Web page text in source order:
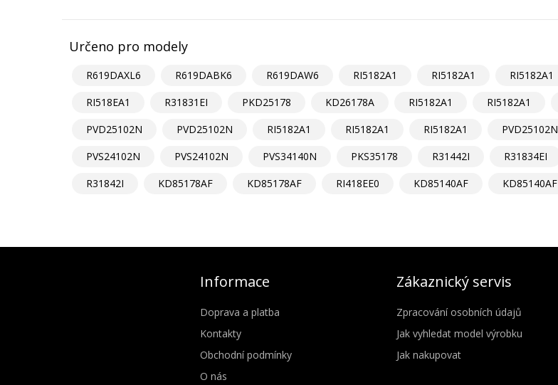
Určeno pro modely
R619DAXL6 R619DABK6 R619DAW6 RI5182A1 RI5182A1 RI5182A1
RI518EA1
R31831EI PKD25178 KD26178A RI5182A1 RI5182A1
PVD25102N
PVD25102N RI5182A1 RI5182A1 RI5182A1 PVD25102N
PVS24102N
PVS24102N PVS34140N PKS35178 R31442I R31834EI
R31842I
KD85178AF KD85178AF RI418EE0 KD85140AF KD85140AF
Informace
Doprava a platba
Kontakty
Obchodní podmínky
O nás
Zákaznický servis
Zpracování osobních údajů
Jak vyhledat model výrobku
Jak nakupovat